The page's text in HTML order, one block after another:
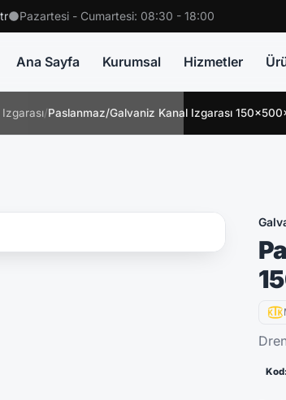
Pazartesi - Cumartesi: 08:30 - 18:00
Ana Sayfa Kurumsal Hizmetler
/Paslanmaz/Galvaniz Kanal Izgarası